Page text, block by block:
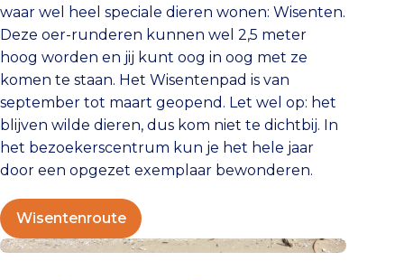
waar wel heel speciale dieren wonen: Wisenten.
Deze oer-runderen kunnen wel 2,5 meter
hoog worden en jij kunt oog in oog met ze
komen te staan. Het Wisentenpad is van
september tot maart geopend. Let wel op: het
blijven wilde dieren, dus kom niet te dichtbij. In
het bezoekerscentrum kun je het hele jaar
door een opgezet exemplaar bewonderen.
Wisentenroute
Juttersgeluk